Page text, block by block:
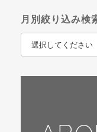
月別絞り込み検